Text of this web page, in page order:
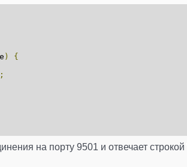
)
{
на порту 9501 и отвечает строкой